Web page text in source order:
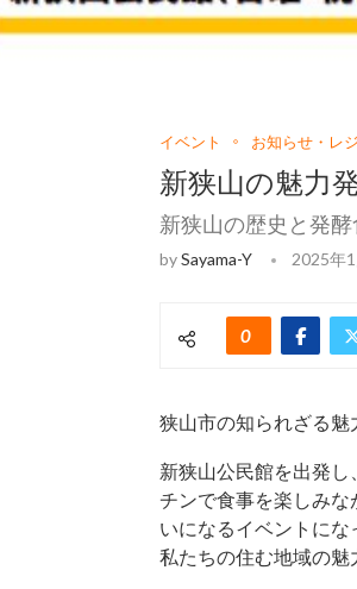
イベント お知らせ・レ
新狭山の魅力
新狭山の歴史と発
bySayama-Y 2025年
0
狭山市の知られざる魅
新狭山公民館を出発
チンで食事を楽しみ
いになるイベントに
私たちの住む地域の魅